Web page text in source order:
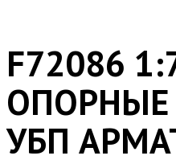
F72086
ОПОРНЫЕ
УБП